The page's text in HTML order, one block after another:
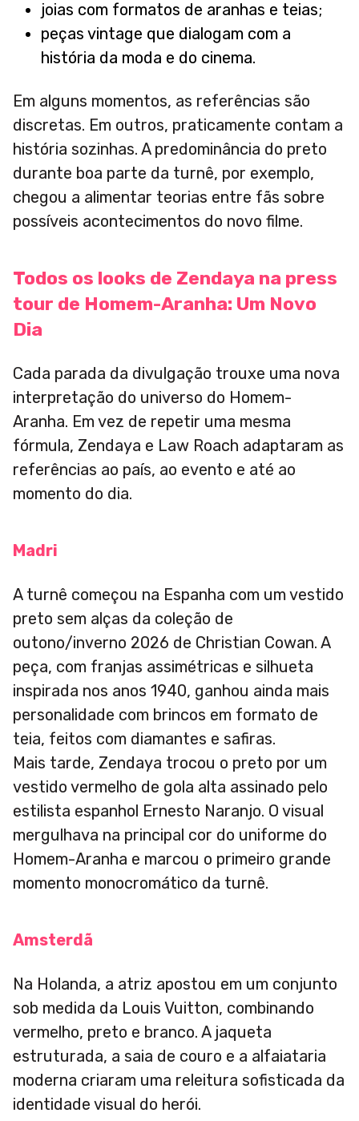
joias com formatos de aranhas e teias;
peças vintage que dialogam com a
história da moda e do cinema.
Em alguns momentos, as referências são
discretas. Em outros, praticamente contam a
história sozinhas. A predominância do preto
durante boa parte da turnê, por exemplo,
chegou a alimentar teorias entre fãs sobre
possíveis acontecimentos do novo filme.
Todos os looks de Zendaya na press
tour de Homem-Aranha: Um Novo
Dia
Cada parada da divulgação trouxe uma nova
interpretação do universo do Homem-
Aranha. Em vez de repetir uma mesma
fórmula, Zendaya e Law Roach adaptaram as
referências ao país, ao evento e até ao
momento do dia.
Madri
A turnê começou na Espanha com um vestido
preto sem alças da coleção de
outono/inverno 2026 de Christian Cowan. A
peça, com franjas assimétricas e silhueta
inspirada nos anos 1940, ganhou ainda mais
personalidade com brincos em formato de
teia, feitos com diamantes e safiras.
Mais tarde, Zendaya trocou o preto por um
vestido vermelho de gola alta assinado pelo
estilista espanhol Ernesto Naranjo. O visual
mergulhava na principal cor do uniforme do
Homem-Aranha e marcou o primeiro grande
momento monocromático da turnê.
Amsterdã
Na Holanda, a atriz apostou em um conjunto
sob medida da Louis Vuitton, combinando
vermelho, preto e branco. A jaqueta
estruturada, a saia de couro e a alfaiataria
moderna criaram uma releitura sofisticada da
identidade visual do herói.